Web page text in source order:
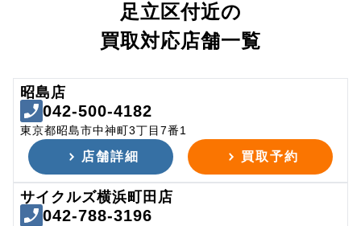
足立区付近の
買取対応店舗一覧
昭島店
042-500-4182
東京都昭島市中神町3丁目7番1
店舗詳細 買取予約
サイクルズ横浜町田店
042-788-3196